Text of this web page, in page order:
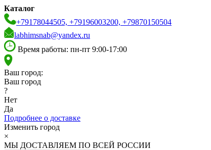
Каталог
+79178044505, +79196003200, +79870150504
labhimsnab@yandex.ru
Время работы: пн-пт 9:00-17:00
Ваш город:
Ваш город
?
Нет
Да
Подробнее о доставке
Изменить город
×
МЫ ДОСТАВЛЯЕМ ПО ВСЕЙ РОССИИ